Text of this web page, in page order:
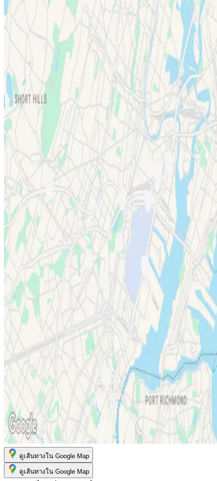
ดูเส้นทางใน Google Map
ดูเส้นทางใน Google Map